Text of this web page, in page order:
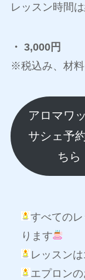
レッスン時間
・ 3,000円
※税込み、材
アロマワ
サシェ予
ちら
すべての
ります
レッスンは
エプロン